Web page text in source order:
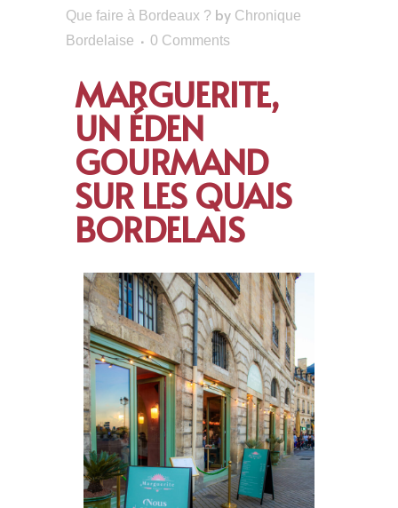
Que faire à Bordeaux ? by Chronique
Bordelaise
0 Comments
MARGUERITE,
UN ÉDEN
GOURMAND
SUR LES QUAIS
BORDELAIS